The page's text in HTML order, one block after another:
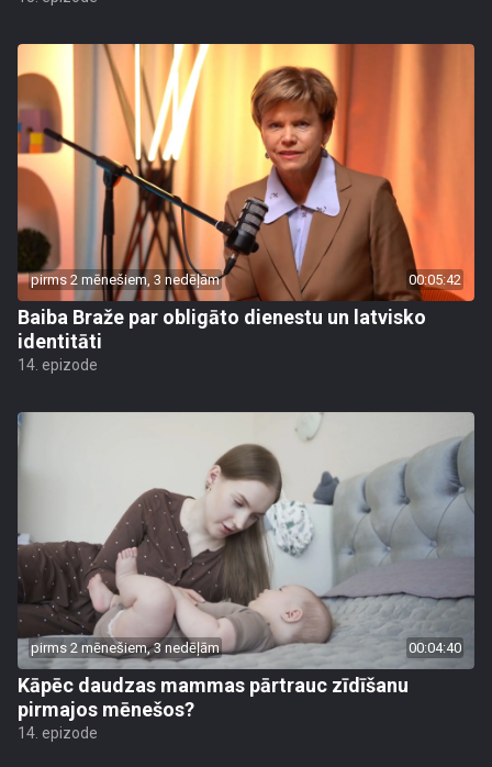
pirms 2 mēnešiem, 3 nedēļām 00:05:42
Baiba Braže par obligāto dienestu un latvisko
identitāti
14. epizode
pirms 2 mēnešiem, 3 nedēļām 00:04:40
Kāpēc daudzas mammas pārtrauc zīdīšanu
pirmajos mēnešos?
14. epizode